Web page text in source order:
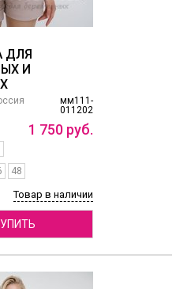
ДЛЯ
И
мм111-
011202
1 750 руб.
48
Товар в наличии